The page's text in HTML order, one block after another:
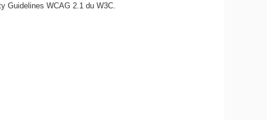
Guidelines WCAG 2.1 du W3C.